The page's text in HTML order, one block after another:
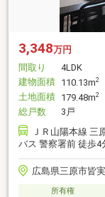
3,348万円
間取り
4LDK
建物面積 110.13m2
土地面積 179.48m2
総戸数
3戸
ＪＲ山陽本線 三
バス 警察署前 徒歩4
広島県三原市皆
所有権